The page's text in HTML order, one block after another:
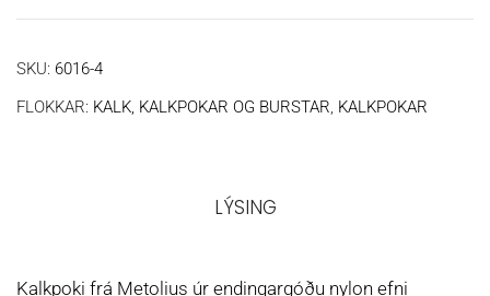
SKU: 6016-4
FLOKKAR: KALK, KALKPOKAR OG BURSTAR, KALKPOKAR
LÝSING
Kalkpoki frá Metolius úr endingargóðu nylon efni